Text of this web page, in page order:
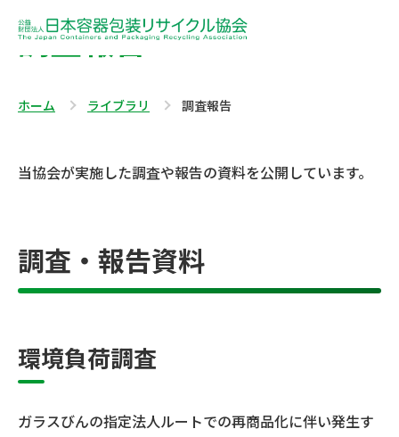
調査報告
ホーム ライブラリ 調査報告
当協会が実施した調査や報告の資料を公開しています。
調査・報告資料
環境負荷調査
ガラスびんの指定法人ルートでの再商品化に伴い発生す